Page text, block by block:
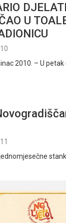
U
2010. – U